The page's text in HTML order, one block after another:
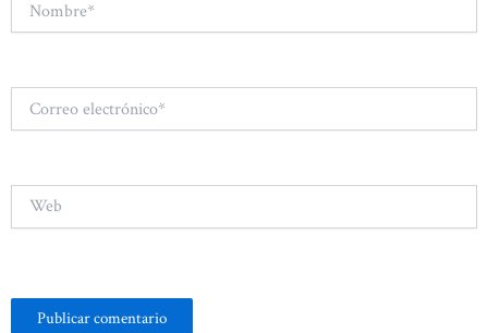
electrónico*
Web